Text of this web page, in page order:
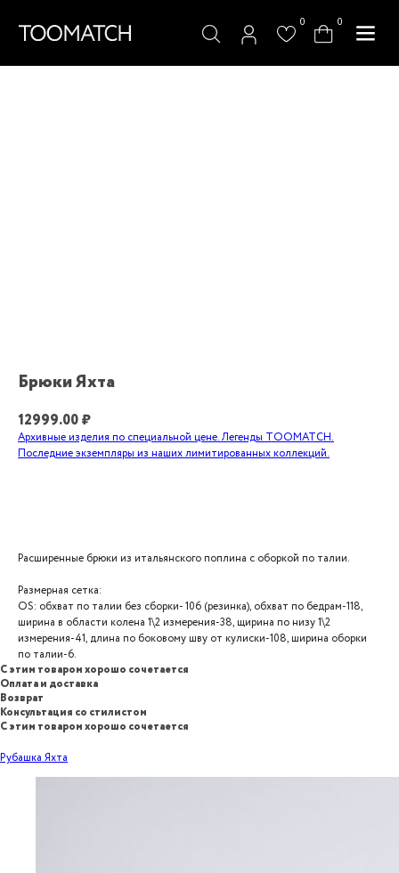
Брюки Яхта
12999.00₽
Архивные изделия по специальной цене. Легенды TOOMATCH.
Последние экземпляры из наших лимитированных коллекций.
Расширенные брюки из итальянского поплина с оборкой по талии.
Размерная сетка:
OS: обхват по талии без сборки- 106 (резинка), обхват по бедрам-118,
ширина в области колена 1\2 измерения-38, щирина по низу 1\2
измерения-41, длина по боковому шву от кулиски-108, ширина оборки
по талии-6.
С этим товаром хорошо сочетается
Оплата и доставка
Возврат
Консультация со стилистом
С этим товаром хорошо сочетается
Рубашка Яхта